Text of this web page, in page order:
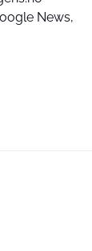
News,